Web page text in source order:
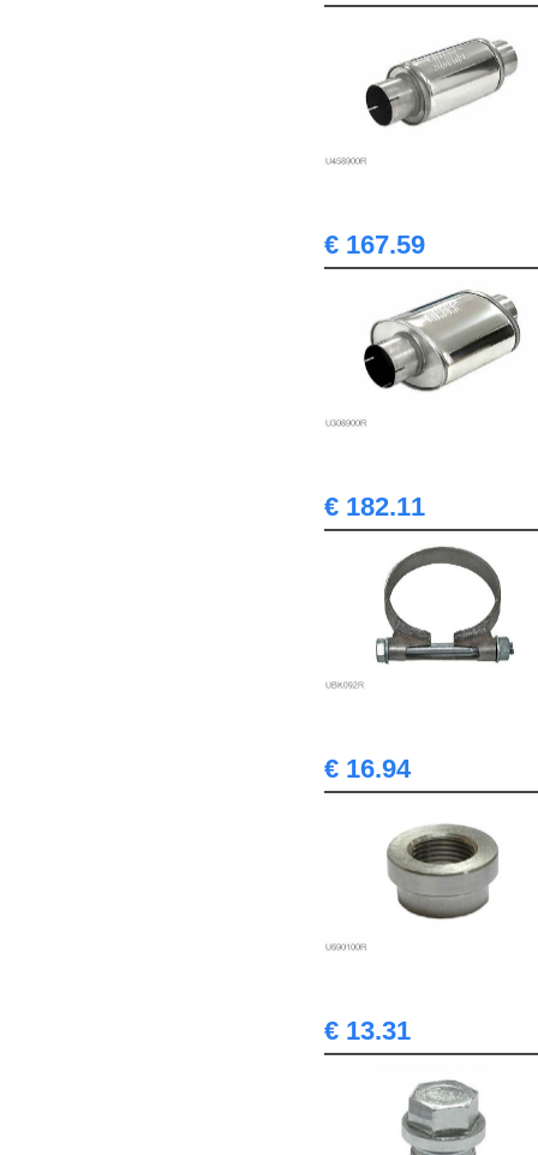
€ 167.59
€ 182.11
€ 16.94
€ 13.31